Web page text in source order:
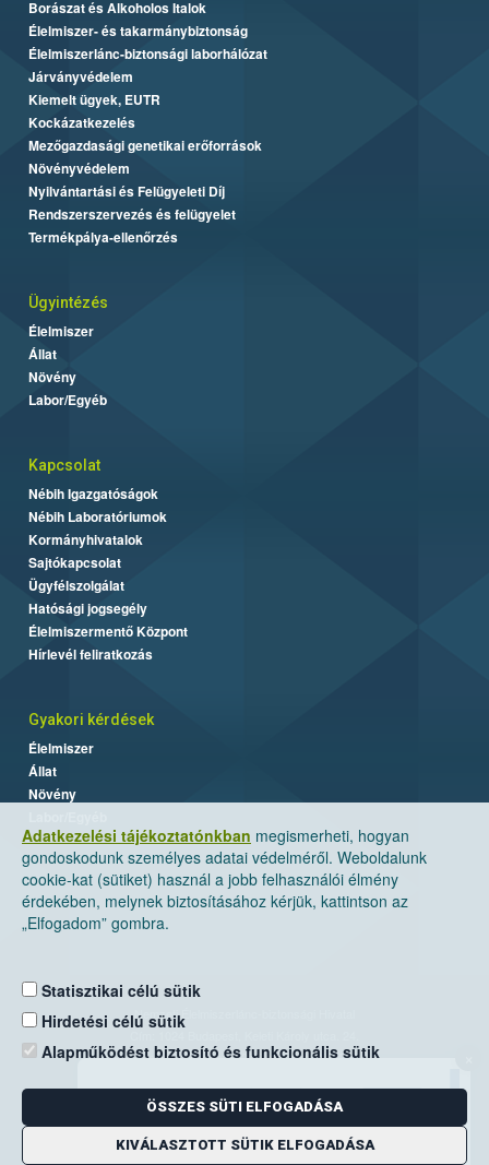
Adatkezelési tájékoztatónkban megismerheti, hogyan
gondoskodunk személyes adatai védelméről. Weboldalunk
cookie-kat (sütiket) használ a jobb felhasználói élmény
érdekében, melynek biztosításához kérjük, kattintson az
„Elfogadom” gombra.
Statisztikai célú sütik
Hirdetési célú sütik
Alapműködést biztosító és funkcionális sütik
ÖSSZES SÜTI ELFOGADÁSA
KIVÁLASZTOTT SÜTIK ELFOGADÁSA
Borászat és Alkoholos Italok
Élelmiszer- és takarmánybiztonság
Élelmiszerlánc-biztonsági laborhálózat
Járványvédelem
Kiemelt ügyek, EUTR
Kockázatkezelés
Mezőgazdasági genetikai erőforrások
Növényvédelem
Nyilvántartási és Felügyeleti Díj
Rendszerszervezés és felügyelet
Termékpálya-ellenőrzés
Ügyintézés
Élelmiszer
Állat
Növény
Labor/Egyéb
Kapcsolat
Nébih Igazgatóságok
Nébih Laboratóriumok
Kormányhivatalok
Sajtókapcsolat
Ügyfélszolgálat
Hatósági jogsegély
Élelmiszermentő Központ
Hírlevél feliratkozás
Gyakori kérdések
Élelmiszer
Állat
Növény
Nemzeti Élelmiszerlánc-biztonsági Hivatal
Levelezési cím: 1525 Budapest. Pf. 30.
E-mail:ugyfelszolgalat@nebih.gov.hu
Zöld szám: 06-80/263-244
Telefon: 06-1/ 336-9000